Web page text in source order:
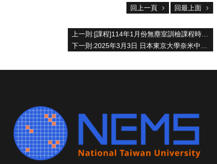
登
關
法
回上一頁 回最上面
上一則:[課程]114年1月份無塵室訓檢課程時間表(12/20 10:30開始接受報名)
下一則:2025年3月3日 日本東京大學奈米中心團隊蒞臨中心